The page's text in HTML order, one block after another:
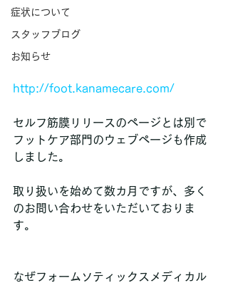
症状について
スタッフブログ
お知らせ
http://foot.kanamecare.com/
セルフ筋膜リリースのページとは別で
フットケア部門のウェブページも作成
しました。
取り扱いを始めて数カ月ですが、多く
のお問い合わせをいただいておりま
す。
なぜフォームソティックスメディカル